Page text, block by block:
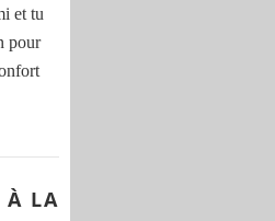
et tu
pour
À LA